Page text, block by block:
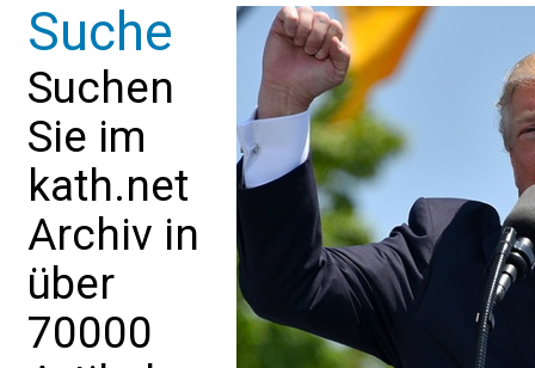
Suche
Suchen
Sie im
kath.net
Archiv in
über
70000